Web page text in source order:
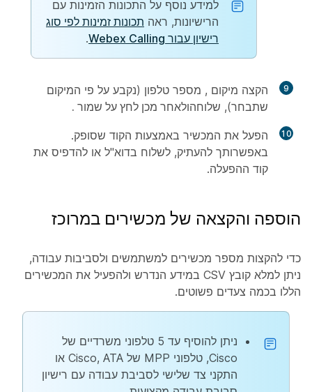
למידע נוסף על התכונות הזמינות עם
הרישיונות, ראה תכונות זמינות לפי סוג
רישיון עבור Webex Calling
.
9 הקצה מיקום , מספר טלפון (נקבע על פי המיקום
שתבחר), שלוחהולאחר מכן לחץ על שמור .
10
הפעל את המכשיר באמצעות הקוד שסופק.
באפשרותך להעתיק, לשלוח בדוא"ל או להדפיס את
קוד ההפעלה.
הוספה והקצאה של מכשירים במרוכז
כדי להקצות מספר מכשירים למשתמשים ולסביבות עבודה,
ניתן למלא קובץ CSV במידע הנדרש ולהפעיל את המכשירים
הללו בכמה צעדים פשוטים.
ניתן להוסיף עד 5 טלפוני משרדיים של
Cisco, טלפוני MPP של Cisco, ATA או
התקני צד שלישי לסביבת עבודה עם רישיון